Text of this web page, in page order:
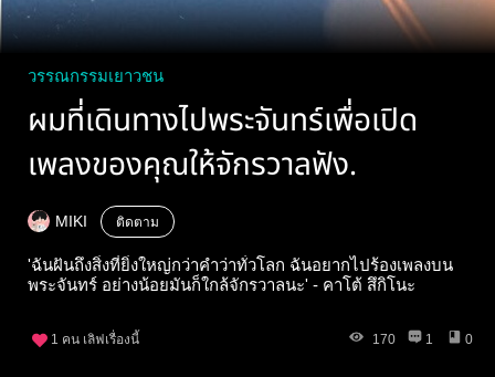
วรรณกรรมเยาวชน
ผมที่เดินทางไปพระจันทร์เพื่อเปิด
เพลงของคุณให้จักรวาลฟัง.
MIKI ติดตาม
'ฉันฝันถึงสิ่งที่ยิ่งใหญ่กว่าคำว่าทั่วโลก ฉันอยากไปร้องเพลงบน
พระจันทร์ อย่างน้อยมันก็ใกล้จักรวาลนะ' - คาโต้ สึกิโนะ
1 คน เลิฟเรื่องนี้ 170 1 0